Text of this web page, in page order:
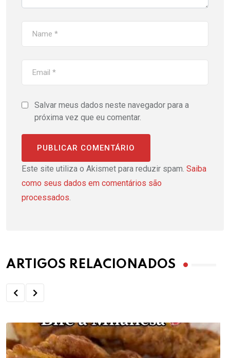
Salvar meus dados neste navegador para a
próxima vez que eu comentar.
Este site utiliza o Akismet para reduzir spam. Saiba
como seus dados em comentários são
processados.
ARTIGOS RELACIONADOS